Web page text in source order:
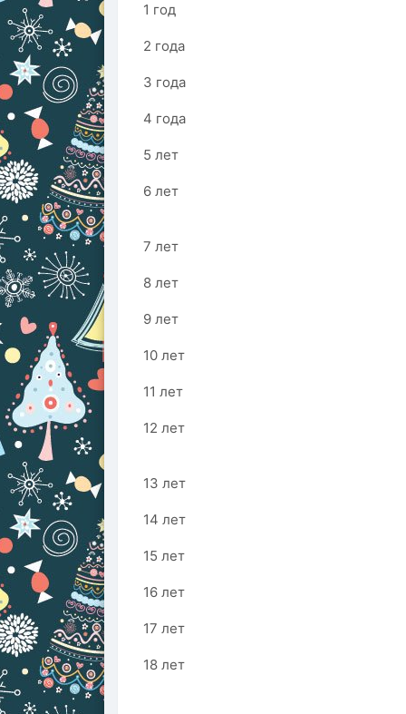
1 год
2 года
3 года
4 года
5 лет
6 лет
7 лет
8 лет
9 лет
10 лет
11 лет
12 лет
13 лет
14 лет
15 лет
16 лет
17 лет
18 лет